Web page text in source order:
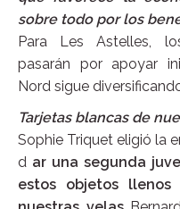
sobre todo por los
Para Les Astelles,
pasarán por apoyar
Nord sigue
Tarjetas blancas de
Sophie Triquet eligió la
d ar una segunda
estos objetos